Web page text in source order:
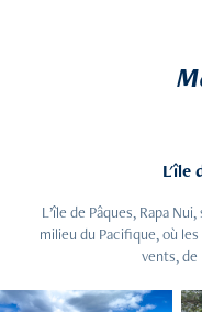
L'île
L’île de Pâques, Rapa
milieu du Pacifique, où
vents,